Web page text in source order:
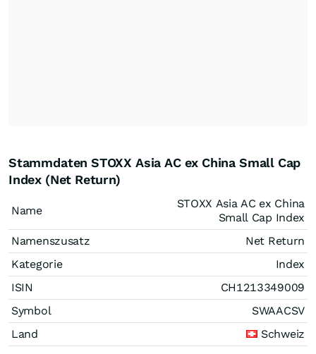
Stammdaten STOXX Asia AC ex China Small Cap
Index (Net Return)
Name
STOXX Asia AC ex China
Small Cap Index
Namenszusatz
Net Return
Kategorie
Index
ISIN
CH1213349009
Symbol
SWAACSV
Land
Schweiz